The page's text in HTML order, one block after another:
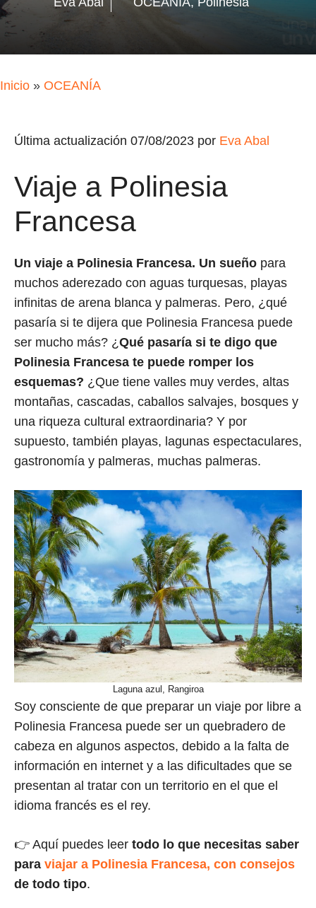
Inicio » OCEANÍA
Última actualización 07/08/2023 por Eva Abal
Viaje a Polinesia
Francesa
Un viaje a Polinesia Francesa. Un sueño para
muchos aderezado con aguas turquesas, playas
infinitas de arena blanca y palmeras. Pero, ¿qué
pasaría si te dijera que Polinesia Francesa puede
ser mucho más? ¿Qué pasaría si te digo que
Polinesia Francesa te puede romper los
esquemas? ¿Que tiene valles muy verdes, altas
montañas, cascadas, caballos salvajes, bosques y
una riqueza cultural extraordinaria? Y por
supuesto, también playas, lagunas espectaculares,
gastronomía y palmeras, muchas palmeras.
Laguna azul, Rangiroa
Soy consciente de que preparar un viaje por libre a
Polinesia Francesa puede ser un quebradero de
cabeza en algunos aspectos, debido a la falta de
información en internet y a las dificultades que se
presentan al tratar con un territorio en el que el
idioma francés es el rey.
👉 Aquí puedes leer todo lo que necesitas saber
para viajar a Polinesia Francesa, con consejos
de todo tipo.